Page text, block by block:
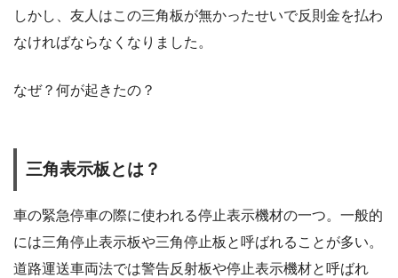
しかし、友人はこの三角板が無かったせいで反則金を払わ
なければならなくなりました。
なぜ？何が起きたの？
三角表示板とは？
車の緊急停車の際に使われる停止表示機材の一つ。一般的
には三角停止表示板や三角停止板と呼ばれることが多い。
道路運送車両法では警告反射板や停止表示機材と呼ばれ